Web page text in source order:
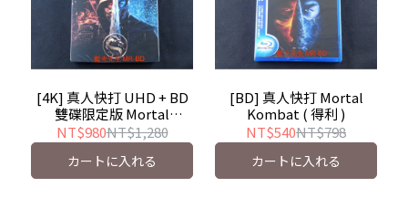
[4K] 真人快打 UHD + BD
雙碟限定版 Mortal
Kombat ( 得利 )
NT$980NT$1,280
カートに入れる
[BD] 真人快打 Mortal
Kombat ( 得利 )
NT$540NT$798
カートに入れる